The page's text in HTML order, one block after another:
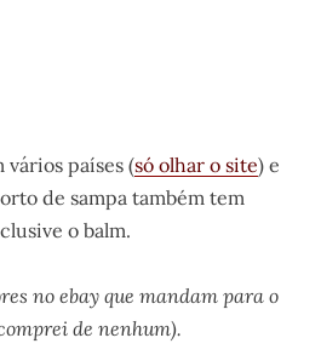
vários países (só olhar o site) e
de sampa também tem
o balm.
no ebay que mandam para o
de nenhum).